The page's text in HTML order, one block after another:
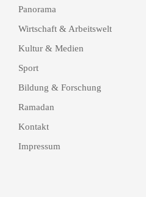
Panorama
Wirtschaft & Arbeitswelt
Kultur & Medien
Sport
Bildung & Forschung
Ramadan
Kontakt
Impressum